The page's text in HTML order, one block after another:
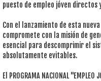
puesto de empleo jóven
Con el lanzamiento de esta
compromete con la misión de
esencial para descomprimir el
absolutamente evitables.
El PROGRAMA NACIONAL